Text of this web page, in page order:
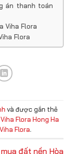
án thanh toán
Viha Flora
Flora
và được gắn thẻ
Flora Hong Ha
Flora.
đất nền Hòa